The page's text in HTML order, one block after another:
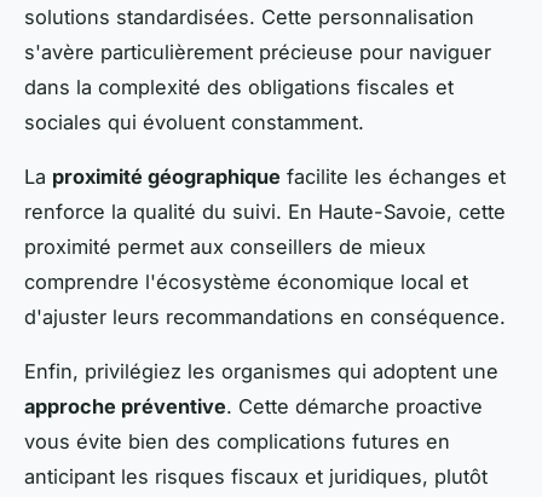
solutions standardisées. Cette personnalisation
s'avère particulièrement précieuse pour naviguer
dans la complexité des obligations fiscales et
sociales qui évoluent constamment.
La proximité géographique facilite les échanges et
renforce la qualité du suivi. En Haute-Savoie, cette
proximité permet aux conseillers de mieux
comprendre l'écosystème économique local et
d'ajuster leurs recommandations en conséquence.
Enfin, privilégiez les organismes qui adoptent une
approche préventive. Cette démarche proactive
vous évite bien des complications futures en
anticipant les risques fiscaux et juridiques, plutôt